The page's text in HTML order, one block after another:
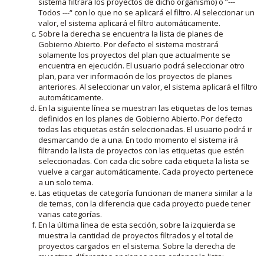
Todos ---“ con lo que no se aplicará el filtro. Al seleccionar un
valor, el sistema aplicará el filtro automáticamente.
Sobre la derecha se encuentra la lista de planes de
Gobierno Abierto. Por defecto el sistema mostrará
solamente los proyectos del plan que actualmente se
encuentra en ejecución. El usuario podrá seleccionar otro
plan, para ver información de los proyectos de planes
anteriores. Al seleccionar un valor, el sistema aplicará el filtro
automáticamente.
En la siguiente línea se muestran las etiquetas de los temas
definidos en los planes de Gobierno Abierto. Por defecto
todas las etiquetas están seleccionadas. El usuario podrá ir
desmarcando de a una. En todo momento el sistema irá
filtrando la lista de proyectos con las etiquetas que estén
seleccionadas. Con cada clic sobre cada etiqueta la lista se
vuelve a cargar automáticamente. Cada proyecto pertenece
a un solo tema.
Las etiquetas de categoría funcionan de manera similar a la
de temas, con la diferencia que cada proyecto puede tener
varias categorías.
En la última línea de esta sección, sobre la izquierda se
muestra la cantidad de proyectos filtrados y el total de
proyectos cargados en el sistema. Sobre la derecha de